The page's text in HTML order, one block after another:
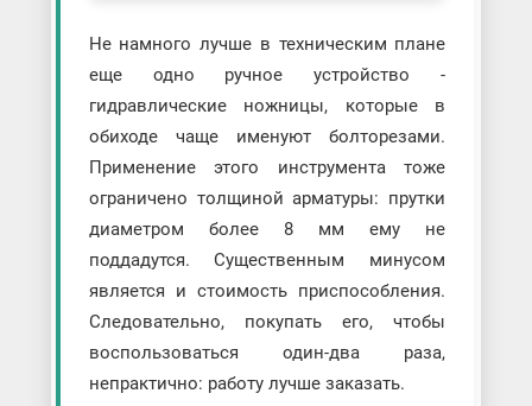
Не намного лучше в техническим плане
еще одно ручное устройство -
гидравлические ножницы, которые в
обиходе чаще именуют болторезами.
Применение этого инструмента тоже
ограничено толщиной арматуры: прутки
диаметром более 8 мм ему не
поддадутся. Существенным минусом
является и стоимость приспособления.
Следовательно, покупать его, чтобы
воспользоваться один-два раза,
непрактично: работу лучше заказать.